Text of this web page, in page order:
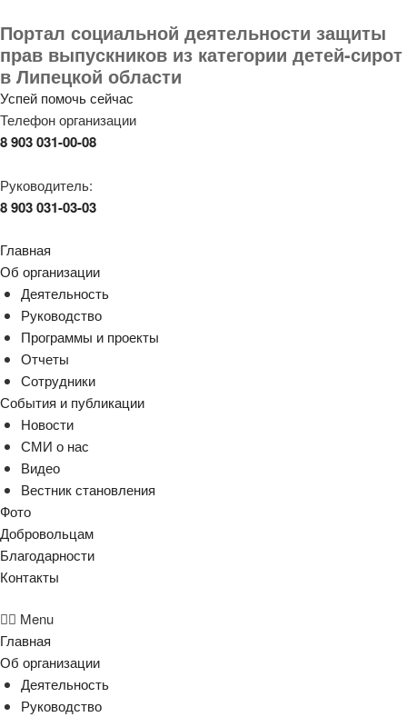
Портал социальной деятельности защиты
прав выпускников из категории детей-сирот
в Липецкой области
Успей помочь сейчас
Телефон организации
8 903 031-00-08
Руководитель:
8 903 031-03-03
Главная
Об организации
Деятельность
Руководство
Программы и проекты
Отчеты
Сотрудники
События и публикации
Новости
СМИ о нас
Видео
Вестник становления
Фото
Добровольцам
Благодарности
Контакты
Menu
Главная
Об организации
Деятельность
Руководство